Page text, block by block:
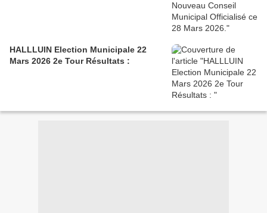
HALLLUIN Election Municipale 22
Mars 2026 2e Tour Résultats :